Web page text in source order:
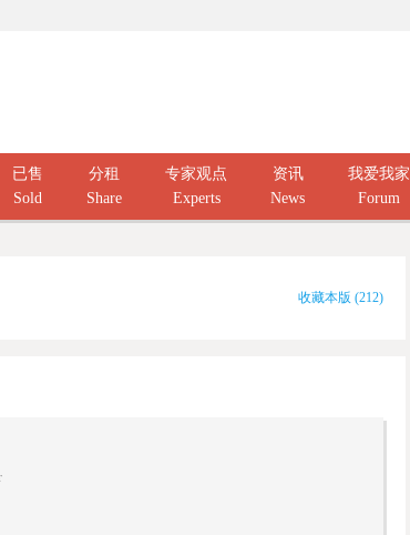
已售
Sold
分租
Share
专家观点
Experts
资讯
News
我爱我家
Forum
收藏本版 (212)